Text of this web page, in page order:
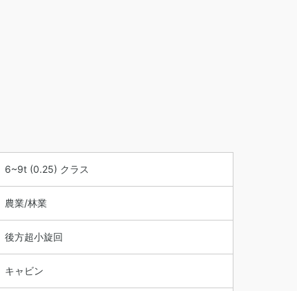
6~9t (0.25) クラス
農業/林業
後方超小旋回
キャビン